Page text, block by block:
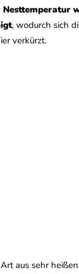
Nesttemperatur
, wodurch sich
verkürzt.
aus sehr